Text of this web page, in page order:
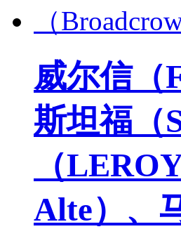
威尔信（
斯坦福（
（
Alte）、